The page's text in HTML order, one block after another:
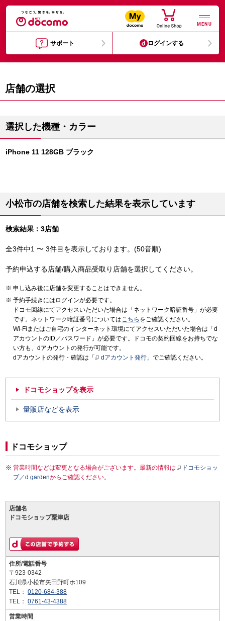
MENU
サポート ログインする
店舗の選択
選択した機種・カラー
iPhone 11 128GB ブラック
小松市の店舗を検索した結果を表示しています
検索結果：3店舗
全3件中1 〜 3件目を表示しております。(50音順)
予約申込する店舗/購入商品受取り店舗を選択してください。
申し込み後に店舗を変更することはできません。
予約手続きにはログインが必要です。
ドコモ回線にてアクセスいただいた場合は「ネットワーク暗証番号」が必要
です。ネットワーク暗証番号についてはこちら をご確認ください。
Wi-Fiまたはご自宅のインターネット環境にてアクセスいただいた場合は「d
アカウントのID／パスワード」が必要です。ドコモの契約回線をお持ちでな
い方も、dアカウントの発行が可能です。
dアカウントの発行・確認は「
dアカウント発行 」でご確認ください。
ドコモショップを表示
量販店などを表示
ドコモショップ
営業時間などは変更となる場合がございます。最新の情報は
ドコモショッ
プ／d gardenからご確認ください。
店舗名
ドコモショップ粟津店
住所/電話番号
〒923-0342
石川県小松市矢田野町ホ109
TEL： 0120-684-388
TEL： 0761-43-4388
営業時間